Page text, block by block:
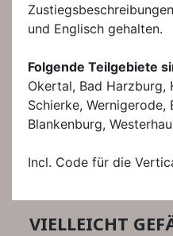
und Englisch gehalten.
Folgende Teilgebiete
Okertal, Bad Harzburg,
Schierke, Wernigerode,
Blankenburg,
Incl. Code für die
VIELLEICHT